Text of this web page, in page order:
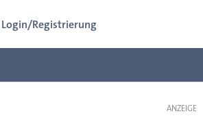
Login/Registrierung
ANZEIGE